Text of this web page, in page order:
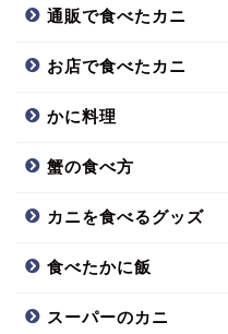
通販で食べたカニ
お店で食べたカニ
かに料理
蟹の食べ方
カニを食べるグッズ
食べたかに飯
スーパーのカニ